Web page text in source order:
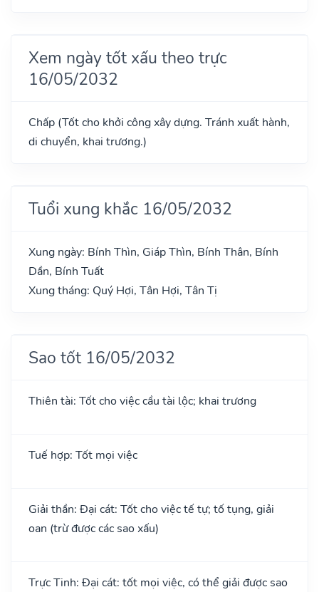
Xem ngày tốt xấu theo trực
16/05/2032
Chấp (Tốt cho khởi công xây dựng. Tránh xuất hành,
di chuyển, khai trương.)
Tuổi xung khắc 16/05/2032
Xung ngày: Bính Thìn, Giáp Thìn, Bính Thân, Bính
Dần, Bính Tuất
Xung tháng: Quý Hợi, Tân Hợi, Tân Tị
Sao tốt 16/05/2032
Thiên tài: Tốt cho việc cầu tài lộc; khai trương
Tuế hợp: Tốt mọi việc
Giải thần: Đại cát: Tốt cho việc tế tự; tố tụng, giải
oan (trừ được các sao xấu)
Trực Tinh: Đại cát: tốt mọi việc, có thể giải được sao